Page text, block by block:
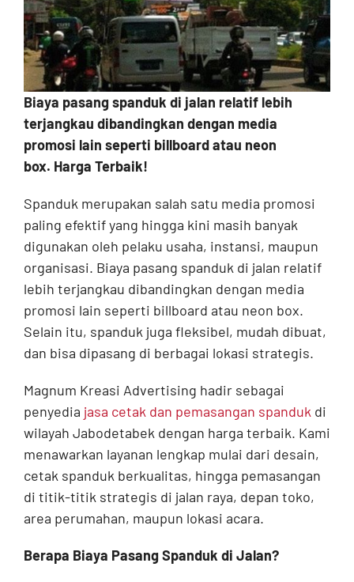
Biaya pasang spanduk di jalan relatif lebih
terjangkau dibandingkan dengan media
promosi lain seperti billboard atau neon
box. Harga Terbaik!
Spanduk merupakan salah satu media promosi
paling efektif yang hingga kini masih banyak
digunakan oleh pelaku usaha, instansi, maupun
organisasi. Biaya pasang spanduk di jalan relatif
lebih terjangkau dibandingkan dengan media
promosi lain seperti billboard atau neon box.
Selain itu, spanduk juga fleksibel, mudah dibuat,
dan bisa dipasang di berbagai lokasi strategis.
Magnum Kreasi Advertising hadir sebagai
penyedia jasa cetak dan pemasangan spanduk di
wilayah Jabodetabek dengan harga terbaik. Kami
menawarkan layanan lengkap mulai dari desain,
cetak spanduk berkualitas, hingga pemasangan
di titik-titik strategis di jalan raya, depan toko,
area perumahan, maupun lokasi acara.
Berapa Biaya Pasang Spanduk di Jalan?